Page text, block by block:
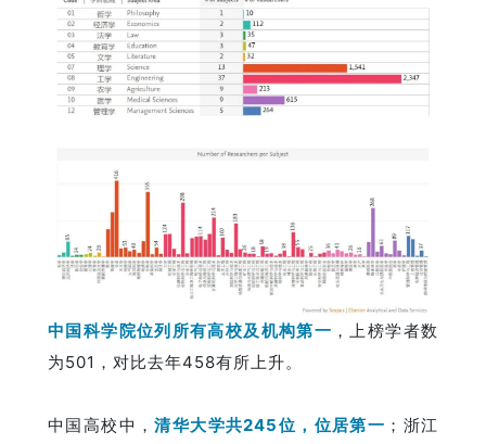
中国科学院位列所有高校及机构第一 ，上榜学者数
为501，对比去年458有所上升。
中国高校中，清华大学共245位，位居第一 ；浙江